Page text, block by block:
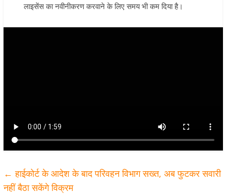
लाइसेंस का नवीनीकरण करवाने के लिए समय भी कम दिया है।
← हाईकोर्ट के आदेश के बाद परिवहन विभाग सख्त, अब फुटकर सवारी
नहीं बैठा सकेंगे विक्रम